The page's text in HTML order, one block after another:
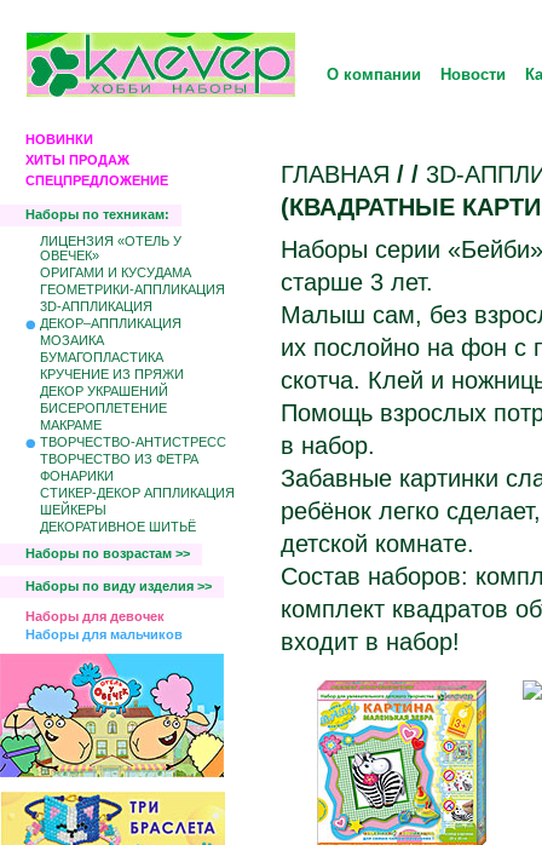
О компании Новости
НОВИНКИ
ХИТЫ ПРОДАЖ
СПЕЦПРЕДЛОЖЕНИЕ
Наборы по техникам:
ЛИЦЕНЗИЯ «ОТЕЛЬ У
ОВЕЧЕК»
ОРИГАМИ И КУСУДАМА
ГЕОМЕТРИКИ-АППЛИКАЦИЯ
3D-АППЛИКАЦИЯ
ДЕКОР–АППЛИКАЦИЯ
МОЗАИКА
БУМАГОПЛАСТИКА
КРУЧЕНИЕ ИЗ ПРЯЖИ
ДЕКОР УКРАШЕНИЙ
БИCЕРОПЛЕТЕНИЕ
МАКРАМЕ
ТВОРЧЕСТВО-АНТИСТРЕСС
ТВОРЧЕСТВО ИЗ ФЕТРА
ФОНАРИКИ
СТИКЕР-ДЕКОР АППЛИКАЦИЯ
ШЕЙКЕРЫ
ДЕКОРАТИВНОЕ ШИТЬЁ
Наборы по возрастам >>
Наборы по виду изделия >>
Наборы для девочек
Наборы для мальчиков
ГЛАВНАЯ / / 3D-
(КВАДРАТНЫЕ
Наборы серии
старше 3 лет.
Малыш сам, без
их послойно на фон с
скотча. Клей и
Помощь взрослых
в набор.
Забавные картинки
ребёнок легко
детской комнате.
Состав наборов:
комплект квадратов
входит в набор!